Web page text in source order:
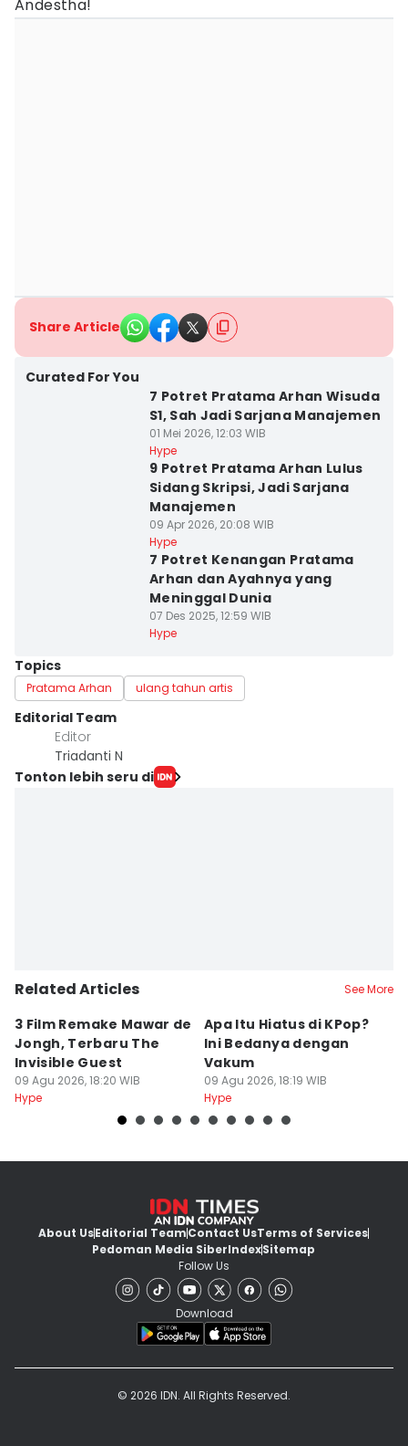
Andestha!
Share Article
Curated For You
7 Potret Pratama Arhan Wisuda
S1, Sah Jadi Sarjana Manajemen
01 Mei 2026, 12:03 WIB
Hype
9 Potret Pratama Arhan Lulus
Sidang Skripsi, Jadi Sarjana
Manajemen
09 Apr 2026, 20:08 WIB
Hype
7 Potret Kenangan Pratama
Arhan dan Ayahnya yang
Meninggal Dunia
07 Des 2025, 12:59 WIB
Hype
Topics
Pratama Arhan ulang tahun artis
Editorial Team
Editor
Triadanti N
Tonton lebih seru di
Related Articles See More
3 Film Remake Mawar de
Jongh, Terbaru The
Invisible Guest
09 Agu 2026, 18:20 WIB
Hype
Apa Itu Hiatus di KPop?
Ini Bedanya dengan
Vakum
09 Agu 2026, 18:19 WIB
Hype
About UsEditorial TeamContact UsTerms of Services
Pedoman Media SiberIndexSitemap
Follow Us
Download
© 2026 IDN. All Rights Reserved.